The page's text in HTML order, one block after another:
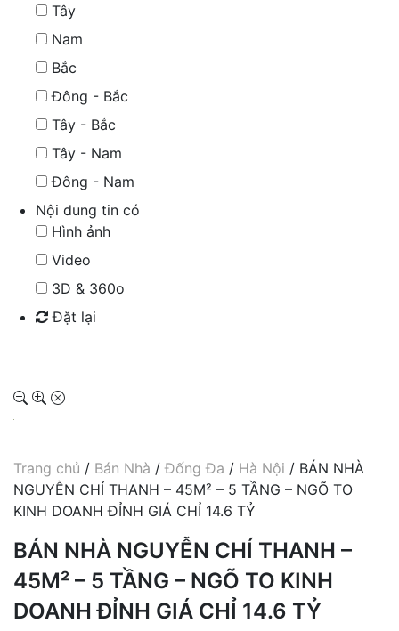
Tây
Nam
Bắc
Đông - Bắc
Tây - Bắc
Tây - Nam
Đông - Nam
Nội dung tin có
Hình ảnh
Video
3D & 360o
Đặt lại
Trang chủ / Bán Nhà / Đống Đa / Hà Nội / BÁN NHÀ
NGUYỄN CHÍ THANH – 45M² – 5 TẦNG – NGÕ TO
KINH DOANH ĐỈNH GIÁ CHỈ 14.6 TỶ
BÁN NHÀ NGUYỄN CHÍ THANH –
45M² – 5 TẦNG – NGÕ TO KINH
DOANH ĐỈNH GIÁ CHỈ 14.6 TỶ